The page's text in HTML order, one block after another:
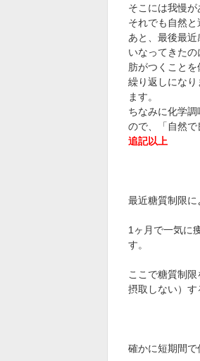
そこには我慢が
それでも自然と
あと、最後最
いなってきた
肪がつくことを
繰り返しにな
ます。
ちなみに化学
ので、「自然で
追記以上
最近糖質制限に
1ヶ月で一気に
す。
ここで糖質制
摂取しない）す
確かに短期間で